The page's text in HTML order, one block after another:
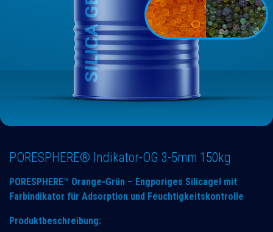
PORESPHERE® Indikator-OG 3-5mm 150kg
PORESPHERE™ Orange-Grün – Engporiges Silicagel mit
Farbindikator für Adsorption und Feuchtigkeitskontrolle
Produktbeschreibung: